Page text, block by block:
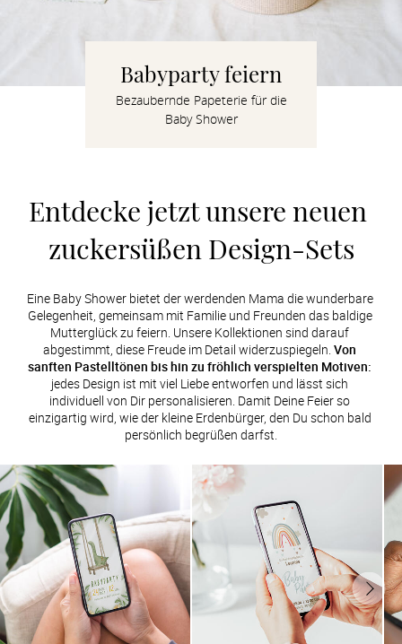
Babyparty feiern
Bezaubernde Papeterie für die
Baby Shower
Entdecke jetzt unsere neuen
zuckersüßen Design-Sets
Eine Baby Shower bietet der werdenden Mama die wunderbare
Gelegenheit, gemeinsam mit Familie und Freunden das baldige
Mutterglück zu feiern. Unsere Kollektionen sind darauf
abgestimmt, diese Freude im Detail widerzuspiegeln. Von
sanften Pastelltönen bis hin zu fröhlich verspielten Motiven:
jedes Design ist mit viel Liebe entworfen und lässt sich
individuell von Dir personalisieren. Damit Deine Feier so
einzigartig wird, wie der kleine Erdenbürger, den Du schon bald
persönlich begrüßen darfst.